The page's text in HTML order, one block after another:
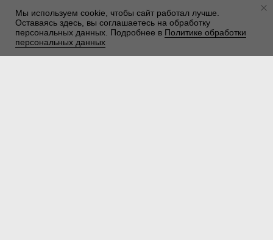
Мы используем cookie, чтобы сайт работал лучше.
Оставаясь здесь, вы соглашаетесь на обработку
персональных данных. Подробнее в Политике обработки
персональных данных